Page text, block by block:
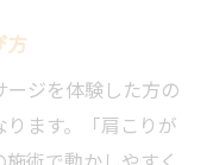
方
ジを体験した方の
ます。「肩こりが